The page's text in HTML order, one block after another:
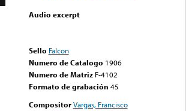
Audio excerpt
Sello Falcon
Numero de Catalogo 1906
Numero de Matriz F-4102
Formato de grabación 45
Compositor Vargas, Francisco